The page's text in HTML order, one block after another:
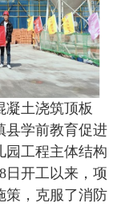
土浇筑顶板
县学前教育促进
园工程主体结构
日开工以来，项
策，克服了消防